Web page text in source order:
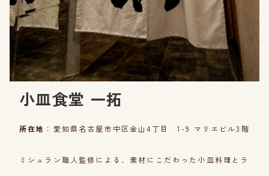
小皿食堂 一拓
所在地 ：愛知県名古屋市中区金山4丁目 1-9 マリエビル3階
ミシュラン職人監修による、素材にこだわった小皿料理とラ